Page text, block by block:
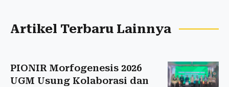
Artikel Terbaru Lainnya
PIONIR Morfogenesis 2026
UGM Usung Kolaborasi dan